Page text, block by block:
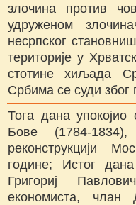
злочина против
удруженом
несрпског
територије у
стотине хиљада
Србима се суди
Тога дана
Бове (1784-
реконструкцији
године; Истог
Григориј
економиста, члан